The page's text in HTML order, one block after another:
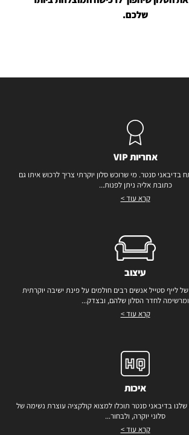
שלכם.
אחריות VIP
סנטר. מי שרוכש סלון יוקרתי צריך לרכוש איתו גם
כתובת אליה ניתן לפנות...
קרא עוד >
עיצוב
של לייף סטייל אנשים רבים חולמים על פינת ישיבה יוקרתית
ומרשימה לחדר הסלון שלהם, ובצדק...
קרא עוד >
איכות
בדיבאני סנטר תוכלו למצוא קולקציה עוצרת נשימה של
סלוני יוקרה, ולבחור...
קרא עוד >